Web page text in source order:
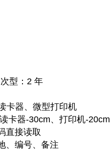
型：2 年
卡器、微型打印机
卡器-30cm、打印机-20cm
直接读取
、编号、备注